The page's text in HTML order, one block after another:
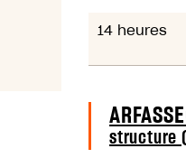
14 heures
structure